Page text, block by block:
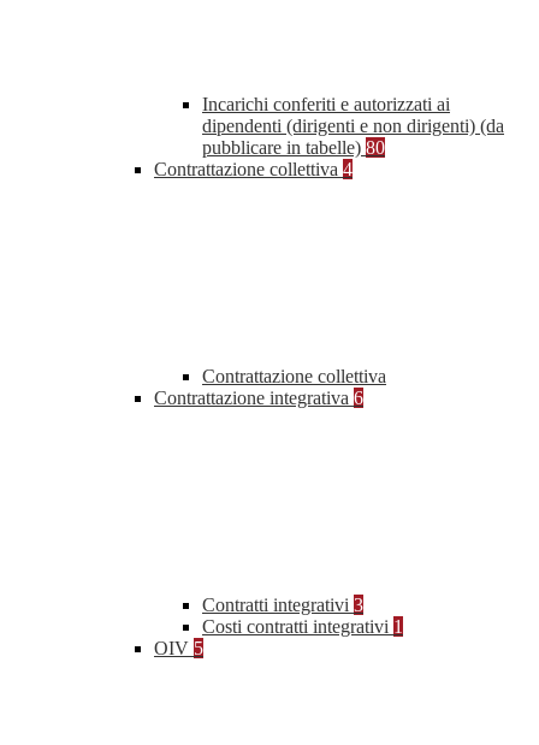
Incarichi conferiti e autorizzati ai
dipendenti (dirigenti e non dirigenti) (da
pubblicare in tabelle) 80
Contrattazione collettiva 4
Contrattazione collettiva
Contrattazione integrativa 6
Contratti integrativi 3
Costi contratti integrativi 1
OIV 5